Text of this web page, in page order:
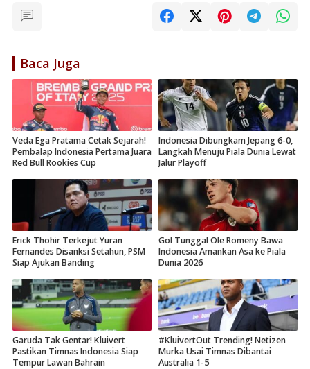
Baca Juga
Veda Ega Pratama Cetak Sejarah!
Pembalap Indonesia Pertama Juara
Red Bull Rookies Cup
Indonesia Dibungkam Jepang 6-0,
Langkah Menuju Piala Dunia Lewat
Jalur Playoff
Erick Thohir Terkejut Yuran
Fernandes Disanksi Setahun, PSM
Siap Ajukan Banding
Gol Tunggal Ole Romeny Bawa
Indonesia Amankan Asa ke Piala
Dunia 2026
Garuda Tak Gentar! Kluivert
Pastikan Timnas Indonesia Siap
Tempur Lawan Bahrain
#KluivertOut Trending! Netizen
Murka Usai Timnas Dibantai
Australia 1-5